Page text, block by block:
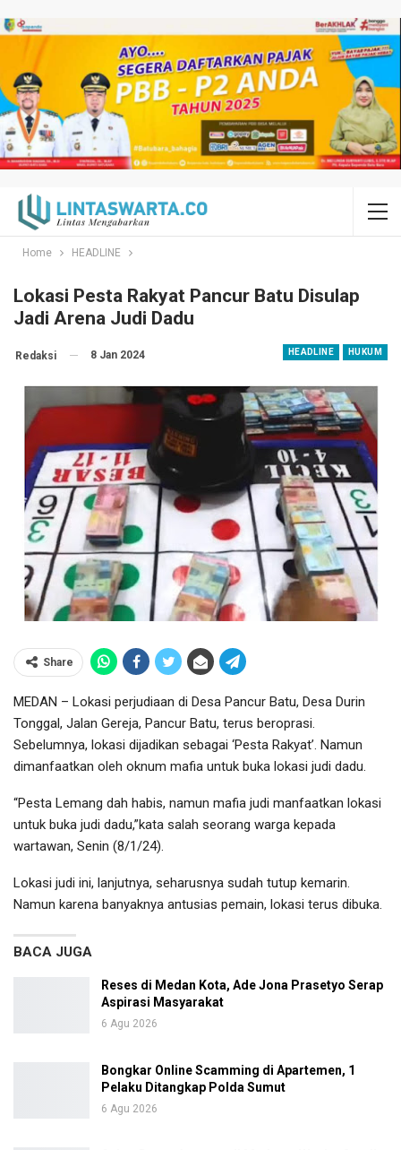
Home HEADLINE
Lokasi Pesta Rakyat Pancur Batu Disulap
Jadi Arena Judi Dadu
HEADLINE HUKUM
Redaksi 8 Jan 2024
Share
MEDAN – Lokasi perjudiaan di Desa Pancur Batu, Desa Durin
Tonggal, Jalan Gereja, Pancur Batu, terus beroprasi.
Sebelumnya, lokasi dijadikan sebagai ‘Pesta Rakyat’. Namun
dimanfaatkan oleh oknum mafia untuk buka lokasi judi dadu.
“Pesta Lemang dah habis, namun mafia judi manfaatkan lokasi
untuk buka judi dadu,”kata salah seorang warga kepada
wartawan, Senin (8/1/24).
Lokasi judi ini, lanjutnya, seharusnya sudah tutup kemarin.
Namun karena banyaknya antusias pemain, lokasi terus dibuka.
BACA JUGA
Reses di Medan Kota, Ade Jona Prasetyo Serap
Aspirasi Masyarakat
6 Agu 2026
Bongkar Online Scamming di Apartemen, 1
Pelaku Ditangkap Polda Sumut
6 Agu 2026